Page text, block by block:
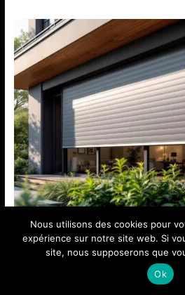
Volets roulants aluminium :
performances
Nous utilisons des cookies pour
expérience sur notre site web. Si
site, nous supposerons que
Ok